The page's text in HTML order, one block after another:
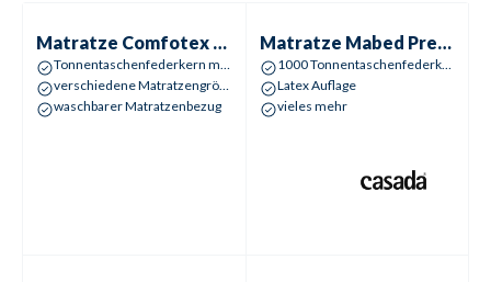
Matratze Comfotex Premium T
Tonnentaschenfederkern mit ca. 1000 Federn
verschiedene Matratzengrößen möglich
waschbarer Matratzenbezug
Matratze Mabed Premium 1000 LX T
1000 Tonnentaschenfederkern
Latex Auflage
vieles mehr